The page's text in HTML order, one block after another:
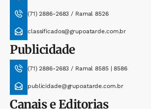
(71) 2886-2683 / Ramal 8526
classificados@grupoatarde.com.br
Publicidade
(71) 2886-2683 / Ramal 8585 | 8586
publicidade@grupoatarde.com.br
Canais e Editorias